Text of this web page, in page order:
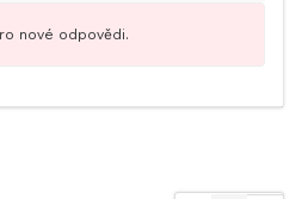
nové odpovědi.